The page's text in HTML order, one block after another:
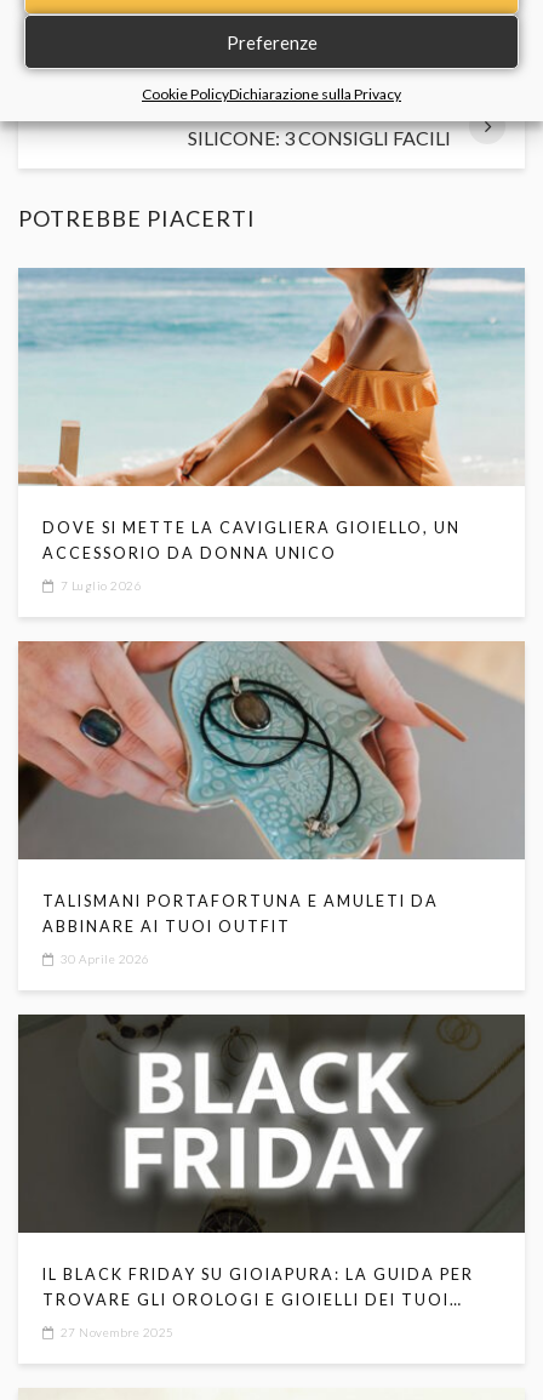
Preferenze
Cookie PolicyDichiarazione sulla Privacy
SILICONE: 3 CONSIGLI FACILI
POTREBBE PIACERTI
DOVE SI METTE LA CAVIGLIERA GIOIELLO, UN
ACCESSORIO DA DONNA UNICO
7 Luglio 2026
TALISMANI PORTAFORTUNA E AMULETI DA
ABBINARE AI TUOI OUTFIT
30 Aprile 2026
IL BLACK FRIDAY SU GIOIAPURA: LA GUIDA PER
TROVARE GLI OROLOGI E GIOIELLI DEI TUOI
SOGNI
27 Novembre 2025